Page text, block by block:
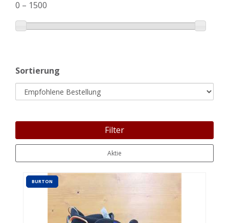
0 – 1500
Sortierung
Filter
Aktie
BURTON